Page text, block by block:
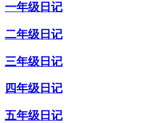
一年级日记
二年级日记
三年级日记
四年级日记
五年级日记